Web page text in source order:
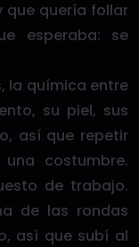
que quería follar
esperaba: se
la química entre
su piel, sus
así que repetir
costumbre.
de trabajo.
de las rondas
así que subí al